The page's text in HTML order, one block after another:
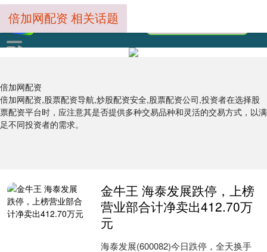
倍加网配资
倍加网配资,股票配资导航,炒股配资安全,股票配资公司,投资者在选择股
票配资平台时，应注意其是否提供多种交易品种和灵活的交易方式，以满
足不同投资者的需求。
倍加网配资 相关话题
金牛王 海泰发展跌停，上榜
营业部合计净卖出412.70万
元
海泰发展(600082)今日跌停，全天换手